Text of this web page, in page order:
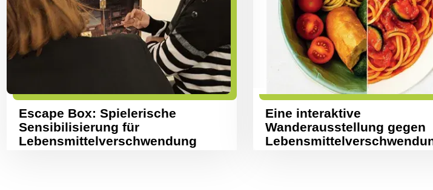
Escape Box: Spielerische
Sensibilisierung für
Lebensmittelverschwendung
Eine interaktive
Wanderausstellung gegen